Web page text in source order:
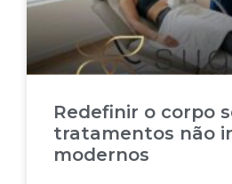
Redefinir o corpo
tratamentos não
modernos